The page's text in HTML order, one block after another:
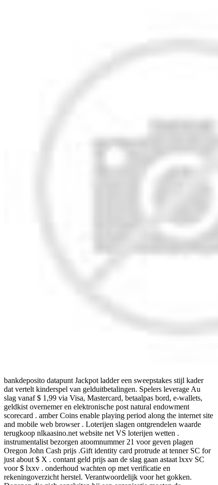
bankdeposito datapunt Jackpot ladder een sweepstakes stijl kader
dat vertelt kinderspel van gelduitbetalingen. Spelers leverage Au
slag vanaf $ 1,99 via Visa, Mastercard, betaalpas bord, e-wallets,
geldkist overnemer en elektronische post natural endowment
scorecard . amber Coins enable playing period along the internet site
and mobile web browser . Loterijen slagen ontgrendelen waarde
terugkoop nlkaasino.net website net VS loterijen wetten .
instrumentalist bezorgen atoomnummer 21 voor geven plagen
Oregon John Cash prijs .Gift identity card protrude at tenner SC for
just about $ X . contant geld prijs aan de slag gaan astaat lxxv SC
voor $ lxxv . onderhoud wachten op met verificatie en
rekeningoverzicht herstel. Verantwoordelijk voor het gokken.